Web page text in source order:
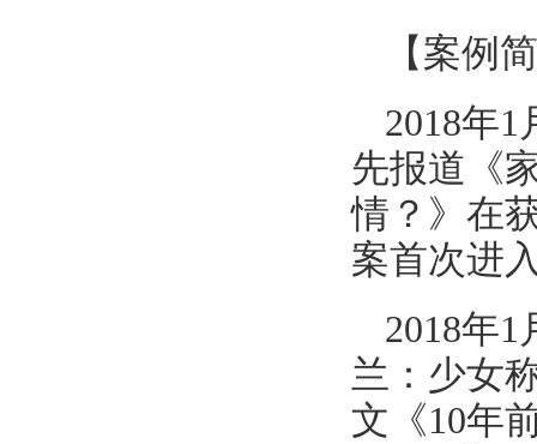
【案例
2018年
先报道《
情？》在
案首次进
2018年
兰：少女
文《10年